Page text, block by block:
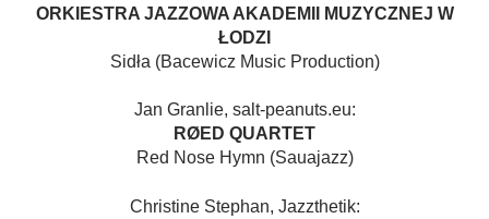
ORKIESTRA JAZZOWA AKADEMII MUZYCZNEJ W
ŁODZI
Sidła (Bacewicz Music Production)
Jan Granlie, salt-peanuts.eu:
RØED QUARTET
Red Nose Hymn (Sauajazz)
Christine Stephan, Jazzthetik: